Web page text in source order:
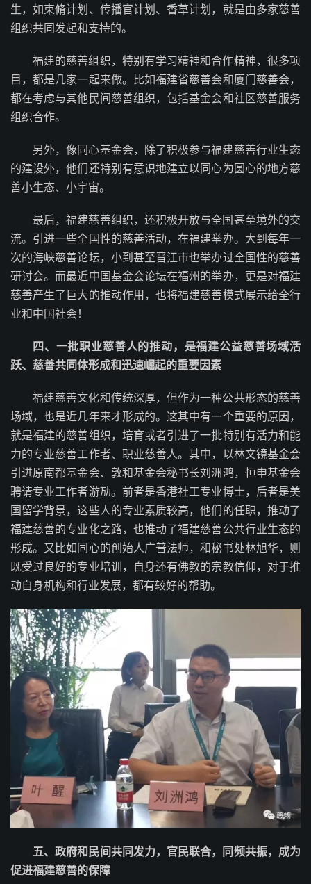
生，如束脩计划、传播官计划、香草计划，就是由多家慈善
组织共同发起和支持的。
福建的慈善组织，特别有学习精神和合作精神，很多项
目，都是几家一起来做。比如福建省慈善会和厦门慈善会，
都在考虑与其他民间慈善组织，包括基金会和社区慈善服务
组织合作。
另外，像同心基金会，除了积极参与福建慈善行业生态
的建设外，他们还特别有意识地建立以同心为圆心的地方慈
善小生态、小宇宙。
最后，福建慈善组织，还积极开放与全国甚至境外的交
流。引进一些全国性的慈善活动，在福建举办。大到每年一
次的海峡慈善论坛，小到甚至晋江市也举办过全国性的慈善
研讨会。而最近中国基金会论坛在福州的举办，更是对福建
慈善产生了巨大的推动作用，也将福建慈善模式展示给全行
业和中国社会！
四、 一批职业慈善人的推动，是福建公益慈善场域活
跃、慈善共同体形成和迅速崛起的重要因素
福建慈善文化和传统深厚，但作为一种公共形态的慈善
场域，也是近几年来才形成的。这其中有一个重要的原因，
就是福建的慈善组织，培育或者引进了一批特别有活力和能
力的专业慈善工作者、职业慈善人。其中，以林文镜基金会
引进原南都基金会、敦和基金会秘书长刘洲鸿，恒申基金会
聘请专业工作者游劢。前者是香港社工专业博士，后者是美
国留学背景，这些人的专业素质较高，他们的任职，推动了
福建慈善的专业化之路，也推动了福建慈善公共行业生态的
形成。又比如同心的创始人广普法师，和秘书处林旭华，则
既受过良好的专业培训，自身还有佛教的宗教信仰，对于推
动自身机构和行业发展，都有较好的帮助。
五、政府和民间共同发力，官民联合，同频共振，成为
促进福建慈善的保障